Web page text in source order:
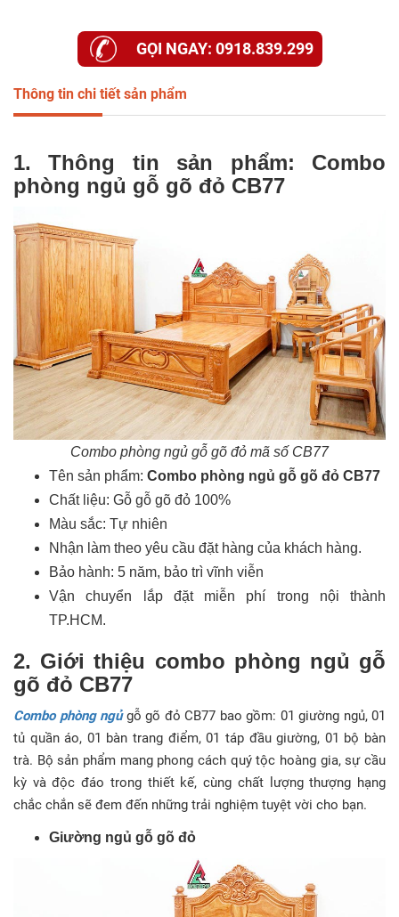
GỌI NGAY: 0918.839.299
Thông tin chi tiết sản phẩm
1. Thông tin sản phẩm: Combo
phòng ngủ gỗ gõ đỏ CB77
Combo phòng ngủ gỗ gõ đỏ mã số CB77
Tên sản phẩm: Combo phòng ngủ gỗ gõ đỏ CB77
Chất liệu: Gỗ gỗ gõ đỏ 100%
Màu sắc: Tự nhiên
Nhận làm theo yêu cầu đặt hàng của khách hàng.
Bảo hành: 5 năm, bảo trì vĩnh viễn
Vận chuyển lắp đặt miễn phí trong nội thành
TP.HCM.
2. Giới thiệu combo phòng ngủ gỗ
gõ đỏ CB77
Combo phòng ngủgỗ gõ đỏ CB77 bao gồm: 01 giường ngủ, 01
tủ quần áo, 01 bàn trang điểm, 01 táp đầu giường, 01 bộ bàn
trà. Bộ sản phẩm mang phong cách quý tộc hoàng gia, sự cầu
kỳ và độc đáo trong thiết kế, cùng chất lượng thượng hạng
chắc chắn sẽ đem đến những trải nghiệm tuyệt vời cho bạn.
Giường ngủ gỗ gõ đỏ